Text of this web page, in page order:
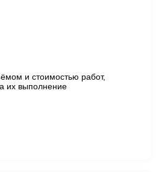
и стоимостью работ,
их выполнение